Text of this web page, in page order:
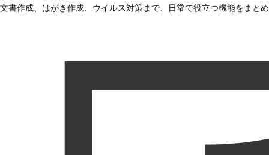
文書作成、はがき作成、ウイルス対策まで、日常で役立つ機能をまと